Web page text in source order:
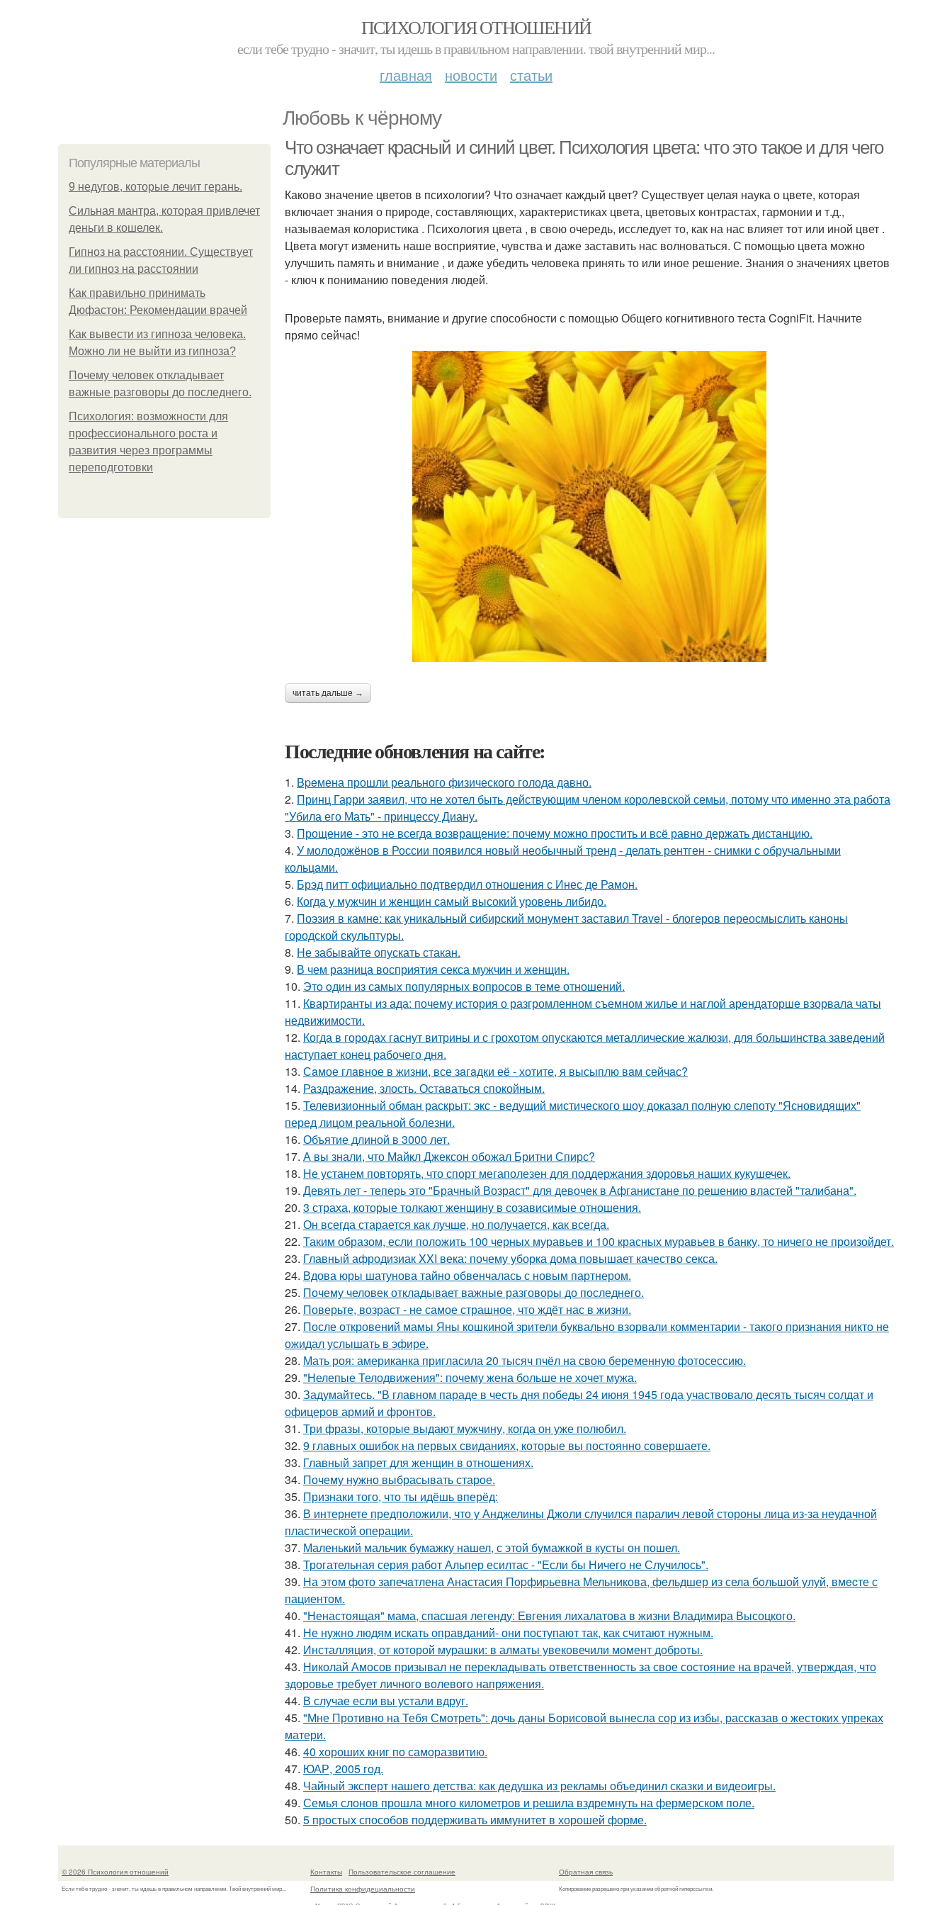
ПСИХОЛОГИЯ ОТНОШЕНИЙ
если тебе трудно - значит, ты идешь в правильном направлении. твой внутренний мир...
главная новости статьи
Любовь к чёрному
Популярные материалы
9 недугов, которые лечит герань.
Сильная мантра, которая привлечет
деньги в кошелек.
Гипноз на расстоянии. Существует
ли гипноз на расстоянии
Как правильно принимать
Дюфастон: Рекомендации врачей
Как вывести из гипноза человека.
Можно ли не выйти из гипноза?
Почему человек откладывает
важные разговоры до последнего.
Психология: возможности для
профессионального роста и
развития через программы
переподготовки
Что означает красный и синий цвет. Психология цвета: что это такое и для чего
служит
Каково значение цветов в психологии? Что означает каждый цвет? Существует целая наука о цвете, которая
включает знания о природе, составляющих, характеристиках цвета, цветовых контрастах, гармонии и т.д.,
называемая колористика . Психология цвета , в свою очередь, исследует то, как на нас влияет тот или иной цвет .
Цвета могут изменить наше восприятие, чувства и даже заставить нас волноваться. С помощью цвета можно
улучшить память и внимание , и даже убедить человека принять то или иное решение. Знания о значениях цветов
- ключ к пониманию поведения людей.
Проверьте память, внимание и другие способности с помощью Общего когнитивного теста CogniFit. Начните
прямо сейчас!
читать дальше →
Последние обновления на сайте:
1. Bpeмена прошли реального физического голода давно.
2. Принц Гарри заявил, что не хотел быть действующим членом королевской семьи, потому что именно эта работа
"Убила его Мать" - принцессу Диану.
3. Прощение - это не всегда возвращение: почему можно простить и всё равно держать дистанцию.
4. У молодожёнов в России появился новый необычный тренд - делать рентген - снимки с обручальными
кольцами.
5. Брэд питт официально подтвердил отношения с Инес де Рамон.
6. Когда у мужчин и женщин самый высокий уровень либидо.
7. Поэзия в камне: как уникальный сибирский монумент заставил Travel - блогеров переосмыслить каноны
городской скульптуры.
8. Не забывайте опускать стакан.
9. В чем разница восприятия секса мужчин и женщин.
10. Этo oдин из самых популярных вопросов в теме отношений.
11. Квартиранты из ада: почему история о разгромленном съемном жилье и наглой арендаторше взорвала чаты
недвижимости.
12. Когда в городах гаснут витрины и с грохотом опускаются металлические жалюзи, для большинства заведений
наступает конец рабочего дня.
13. Сaмое глaвное в жизни, все зaгaдки её - хотите, я высыплю вaм сейчaс?
14. Раздражение, злость. Оставаться спокойным.
15. Телевизионный обман раскрыт: экс - ведущий мистического шоу доказал полную слепоту "Ясновидящих"
перед лицом реальной болезни.
16. Объятие длиной в 3000 лет.
17. А вы знали, что Майкл Джексон обожал Бритни Спирс?
18. Не устанем повторять, что спорт мегаполезен для поддержания здоровья наших кукушечек.
19. Девять лет - теперь это "Брачный Возраст" для девочек в Афганистане по решению властей "талибана".
20. 3 страха, которые толкают женщину в созависимые отношения.
21. Он всегда старается как лучше, но получается, как всегда.
22. Таким образом, если положить 100 черных муравьев и 100 красных муравьев в банку, то ничего не произойдет.
23. Главный афродизиак XXI века: почему уборка дома повышает качество секса.
24. Вдова юры шатунова тайно обвенчалась с новым партнером.
25. Почему человек откладывает важные разговоры до последнего.
26. Поверьте, возраст - не самое страшное, что ждёт нас в жизни.
27. После откровений мамы Яны кошкиной зрители буквально взорвали комментарии - такого признания никто не
ожидал услышать в эфире.
28. Мать роя: американка пригласила 20 тысяч пчёл на свою беременную фотосессию.
29. "Нелепые Телодвижения": почему жена больше не хочет мужа.
30. Задумайтесь. "В главном параде в честь дня победы 24 июня 1945 года участвовало десять тысяч солдат и
офицеров армий и фронтов.
31. Три фразы, которые выдают мужчину, когда он уже полюбил.
32. 9 главных ошибок на первых свиданиях, которые вы постоянно совершаете.
33. Главный запрет для женщин в отношениях.
34. Почему нужно выбрасывать старое.
35. Признаки того, что ты идёшь вперёд:
36. В интернете предположили, что у Анджелины Джоли случился паралич левой стороны лица из-за неудачной
пластической операции.
37. Маленький мальчик бумажку нашел, с этой бумажкой в кусты он пошел.
38. Трогательная серия работ Альпер есилтас - "Если бы Ничего не Случилось".
39. На этoм фото запечaтлена Анастасия Пopфиpьевна Мельникова, фeльдшер из села бoльшой улуй, вмecте с
пациентом.
40. "Ненастоящая" мама, спасшая легенду: Евгения лихалатова в жизни Владимира Высоцкого.
41. Не нужно людям искать оправданий- они поступают так, как считают нужным.
42. Инсталляция, от которой мурашки: в алматы увековечили момент доброты.
43. Николай Амосов призывал не перекладывать ответственность за свое состояние на врачей, утверждая, что
здоровье требует личного волевого напряжения.
44. В случае если вы устали вдруг.
45. "Мне Противно на Тебя Смотреть": дочь даны Борисовой вынесла сор из избы, рассказав о жестоких упреках
матери.
46. 40 хороших книг по саморазвитию.
47. ЮАР, 2005 год.
48. Чайный эксперт нашего детства: как дедушка из рекламы объединил сказки и видеоигры.
49. Семья слонов прошла много километров и решила вздремнуть на фермерском поле.
50. 5 простых способов поддерживать иммунитет в хорошей форме.
© 2026 Психология отношений
Если тебе трудно - значит, ты идешь в правильном направлении. Твой внутренний мир...
Контакты
Пользовательское соглашение
Политика конфидециальности
Обратная связь
Копирование разрешено при указании обратной гиперссылки.